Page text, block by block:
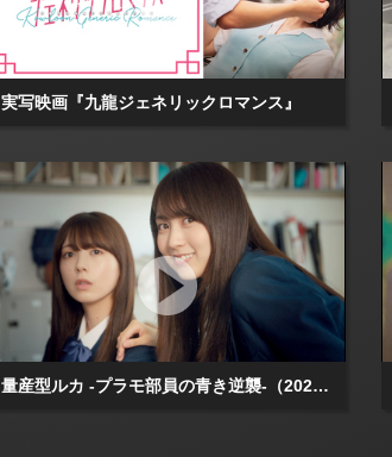
実写映画『九龍ジェネリックロマンス』
量産型ルカ -プラモ部員の青き逆襲-（2025/07/17放送分）第03話